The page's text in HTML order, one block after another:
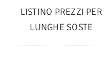
LISTINO PREZZI PER
LUNGHE SOSTE